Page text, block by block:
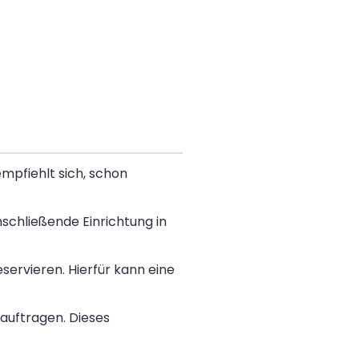
sich, schon
Einrichtung in
Hierfür kann eine
Dieses